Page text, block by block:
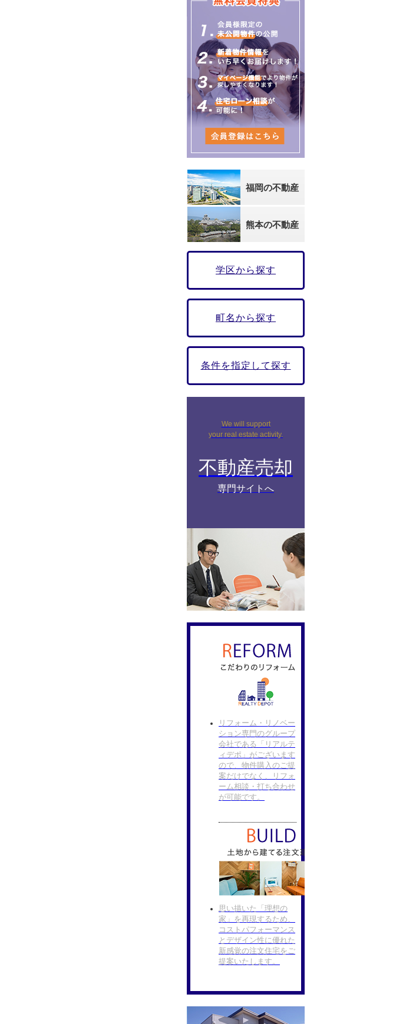
福岡の不動産
熊本の不動産
学区から探す
町名から探す
条件を指定して探す
We will support
your real estate activity.
不動産売却
専門サイトへ
リフォーム・リノベー
ション専門のグループ
会社である「リアルテ
ィデポ」がございます
ので、物件購入のご提
案だけでなく、リフォ
ーム相談・打ち合わせ
が可能です。
思い描いた「理想の
家」を再現するため、
コストパフォーマンス
とデザイン性に優れた
新感覚の注文住宅をご
提案いたします。